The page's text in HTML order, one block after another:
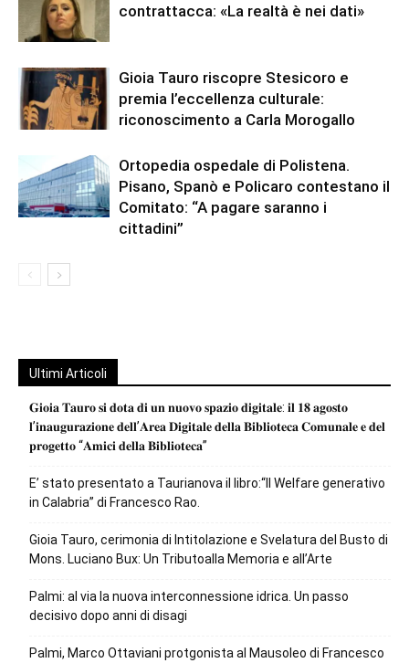
contrattacca: «La realtà è nei dati»
Gioia Tauro riscopre Stesicoro e
premia l’eccellenza culturale:
riconoscimento a Carla Morogallo
Ortopedia ospedale di Polistena.
Pisano, Spanò e Policaro contestano il
Comitato: “A pagare saranno i
cittadini”
Ultimi Articoli
𝐆𝐢𝐨𝐢𝐚 𝐓𝐚𝐮𝐫𝐨 𝐬𝐢 𝐝𝐨𝐭𝐚 𝐝𝐢 𝐮𝐧 𝐧𝐮𝐨𝐯𝐨 𝐬𝐩𝐚𝐳𝐢𝐨 𝐝𝐢𝐠𝐢𝐭𝐚𝐥𝐞: 𝐢𝐥 𝟏𝟖 𝐚𝐠𝐨𝐬𝐭𝐨
𝐥’𝐢𝐧𝐚𝐮𝐠𝐮𝐫𝐚𝐳𝐢𝐨𝐧𝐞 𝐝𝐞𝐥𝐥’𝐀𝐫𝐞𝐚 𝐃𝐢𝐠𝐢𝐭𝐚𝐥𝐞 𝐝𝐞𝐥𝐥𝐚 𝐁𝐢𝐛𝐥𝐢𝐨𝐭𝐞𝐜𝐚 𝐂𝐨𝐦𝐮𝐧𝐚𝐥𝐞 𝐞 𝐝𝐞𝐥
𝐩𝐫𝐨𝐠𝐞𝐭𝐭𝐨 “𝐀𝐦𝐢𝐜𝐢 𝐝𝐞𝐥𝐥𝐚 𝐁𝐢𝐛𝐥𝐢𝐨𝐭𝐞𝐜𝐚”
E’ stato presentato a Taurianova il libro:“Il Welfare generativo
in Calabria” di Francesco Rao.
Gioia Tauro, cerimonia di Intitolazione e Svelatura del Busto di
Mons. Luciano Bux: Un Tributoalla Memoria e all’Arte
Palmi: al via la nuova interconnessione idrica. Un passo
decisivo dopo anni di disagi
Palmi, Marco Ottaviani protgonista al Mausoleo di Francesco